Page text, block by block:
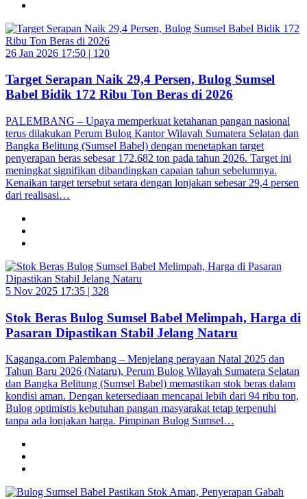
26 Jan 2026 17:50 | 120
Target Serapan Naik 29,4 Persen, Bulog Sumsel
Babel Bidik 172 Ribu Ton Beras di 2026
PALEMBANG – Upaya memperkuat ketahanan pangan nasional
terus dilakukan Perum Bulog Kantor Wilayah Sumatera Selatan dan
Bangka Belitung (Sumsel Babel) dengan menetapkan target
penyerapan beras sebesar 172.682 ton pada tahun 2026. Target ini
meningkat signifikan dibandingkan capaian tahun sebelumnya.
Kenaikan target tersebut setara dengan lonjakan sebesar 29,4 persen
dari realisasi…
5 Nov 2025 17:35 | 328
Stok Beras Bulog Sumsel Babel Melimpah, Harga di
Pasaran Dipastikan Stabil Jelang Nataru
Kaganga.com Palembang – Menjelang perayaan Natal 2025 dan
Tahun Baru 2026 (Nataru), Perum Bulog Wilayah Sumatera Selatan
dan Bangka Belitung (Sumsel Babel) memastikan stok beras dalam
kondisi aman. Dengan ketersediaan mencapai lebih dari 94 ribu ton,
Bulog optimistis kebutuhan pangan masyarakat tetap terpenuhi
tanpa ada lonjakan harga. Pimpinan Bulog Sumsel…